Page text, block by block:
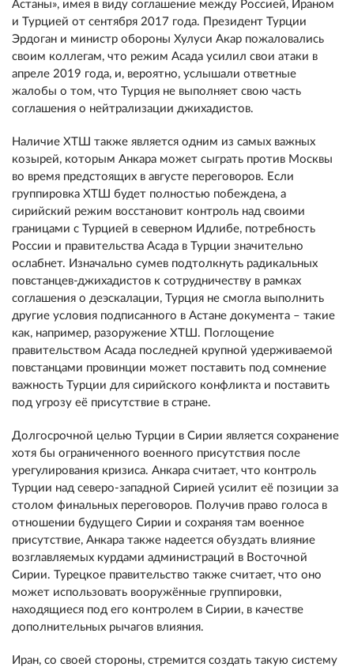
Астаны», имея в виду соглашение между Россией, Ираном
и Турцией от сентября 2017 года. Президент Турции
Эрдоган и министр обороны Хулуси Акар пожаловались
своим коллегам, что режим Асада усилил свои атаки в
апреле 2019 года, и, вероятно, услышали ответные
жалобы о том, что Турция не выполняет свою часть
соглашения о нейтрализации джихадистов.
Наличие ХТШ также является одним из самых важных
козырей, которым Анкара может сыграть против Москвы
во время предстоящих в августе переговоров. Если
группировка ХТШ будет полностью побеждена, а
сирийский режим восстановит контроль над своими
границами с Турцией в северном Идлибе, потребность
России и правительства Асада в Турции значительно
ослабнет. Изначально сумев подтолкнуть радикальных
повстанцев-джихадистов к сотрудничеству в рамках
соглашения о деэскалации, Турция не смогла выполнить
другие условия подписанного в Астане документа – такие
как, например, разоружение ХТШ. Поглощение
правительством Асада последней крупной удерживаемой
повстанцами провинции может поставить под сомнение
важность Турции для сирийского конфликта и поставить
под угрозу её присутствие в стране.
Долгосрочной целью Турции в Сирии является сохранение
хотя бы ограниченного военного присутствия после
урегулирования кризиса. Анкара считает, что контроль
Турции над северо-западной Сирией усилит её позиции за
столом финальных переговоров. Получив право голоса в
отношении будущего Сирии и сохраняя там военное
присутствие, Анкара также надеется обуздать влияние
возглавляемых курдами администраций в Восточной
Сирии. Турецкое правительство также считает, что оно
может использовать вооружённые группировки,
находящиеся под его контролем в Сирии, в качестве
дополнительных рычагов влияния.
Иран, со своей стороны, стремится создать такую систему